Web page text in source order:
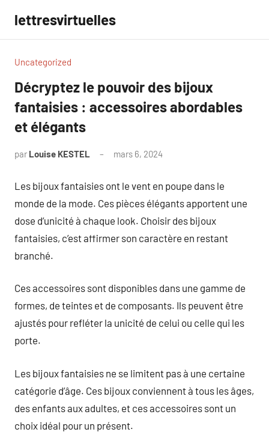
contenu
lettresvirtuelles
Uncategorized
Décryptez le pouvoir des bijoux
fantaisies : accessoires abordables
et élégants
par Louise KESTEL mars 6, 2024
Les bijoux fantaisies ont le vent en poupe dans le
monde de la mode. Ces pièces élégants apportent une
dose d’unicité à chaque look. Choisir des bijoux
fantaisies, c’est affirmer son caractère en restant
branché.
Ces accessoires sont disponibles dans une gamme de
formes, de teintes et de composants. Ils peuvent être
ajustés pour refléter la unicité de celui ou celle qui les
porte.
Les bijoux fantaisies ne se limitent pas à une certaine
catégorie d’âge. Ces bijoux conviennent à tous les âges,
des enfants aux adultes, et ces accessoires sont un
choix idéal pour un présent.